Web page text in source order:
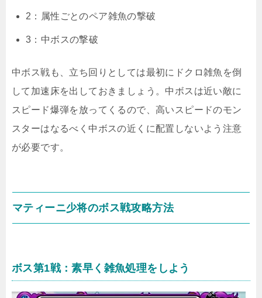
2：属性ごとのペア雑魚の撃破
3：中ボスの撃破
中ボス戦も、立ち回りとしては最初にドクロ雑魚を倒
して加速床を出しておきましょう。中ボスは近い敵に
スピード爆弾を放ってくるので、高いスピードのモン
スターはなるべく中ボスの近くに配置しないよう注意
が必要です。
マティーニ少将のボス戦攻略方法
ボス第1戦：素早く雑魚処理をしよう